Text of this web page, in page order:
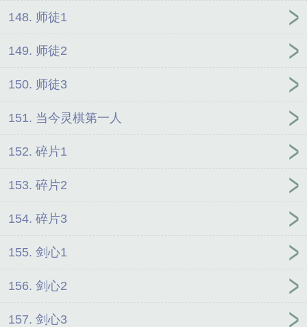
148. 师徒1
149. 师徒2
150. 师徒3
151. 当今灵棋第一人
152. 碎片1
153. 碎片2
154. 碎片3
155. 剑心1
156. 剑心2
157. 剑心3